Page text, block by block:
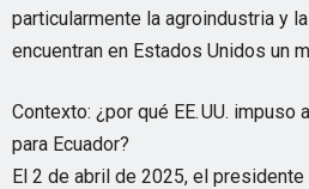
particularmente la agroindustria y
encuentran en Estados Unidos un
Contexto: ¿por qué EE. UU.
para Ecuador?
El 2 de abril de 2025, el